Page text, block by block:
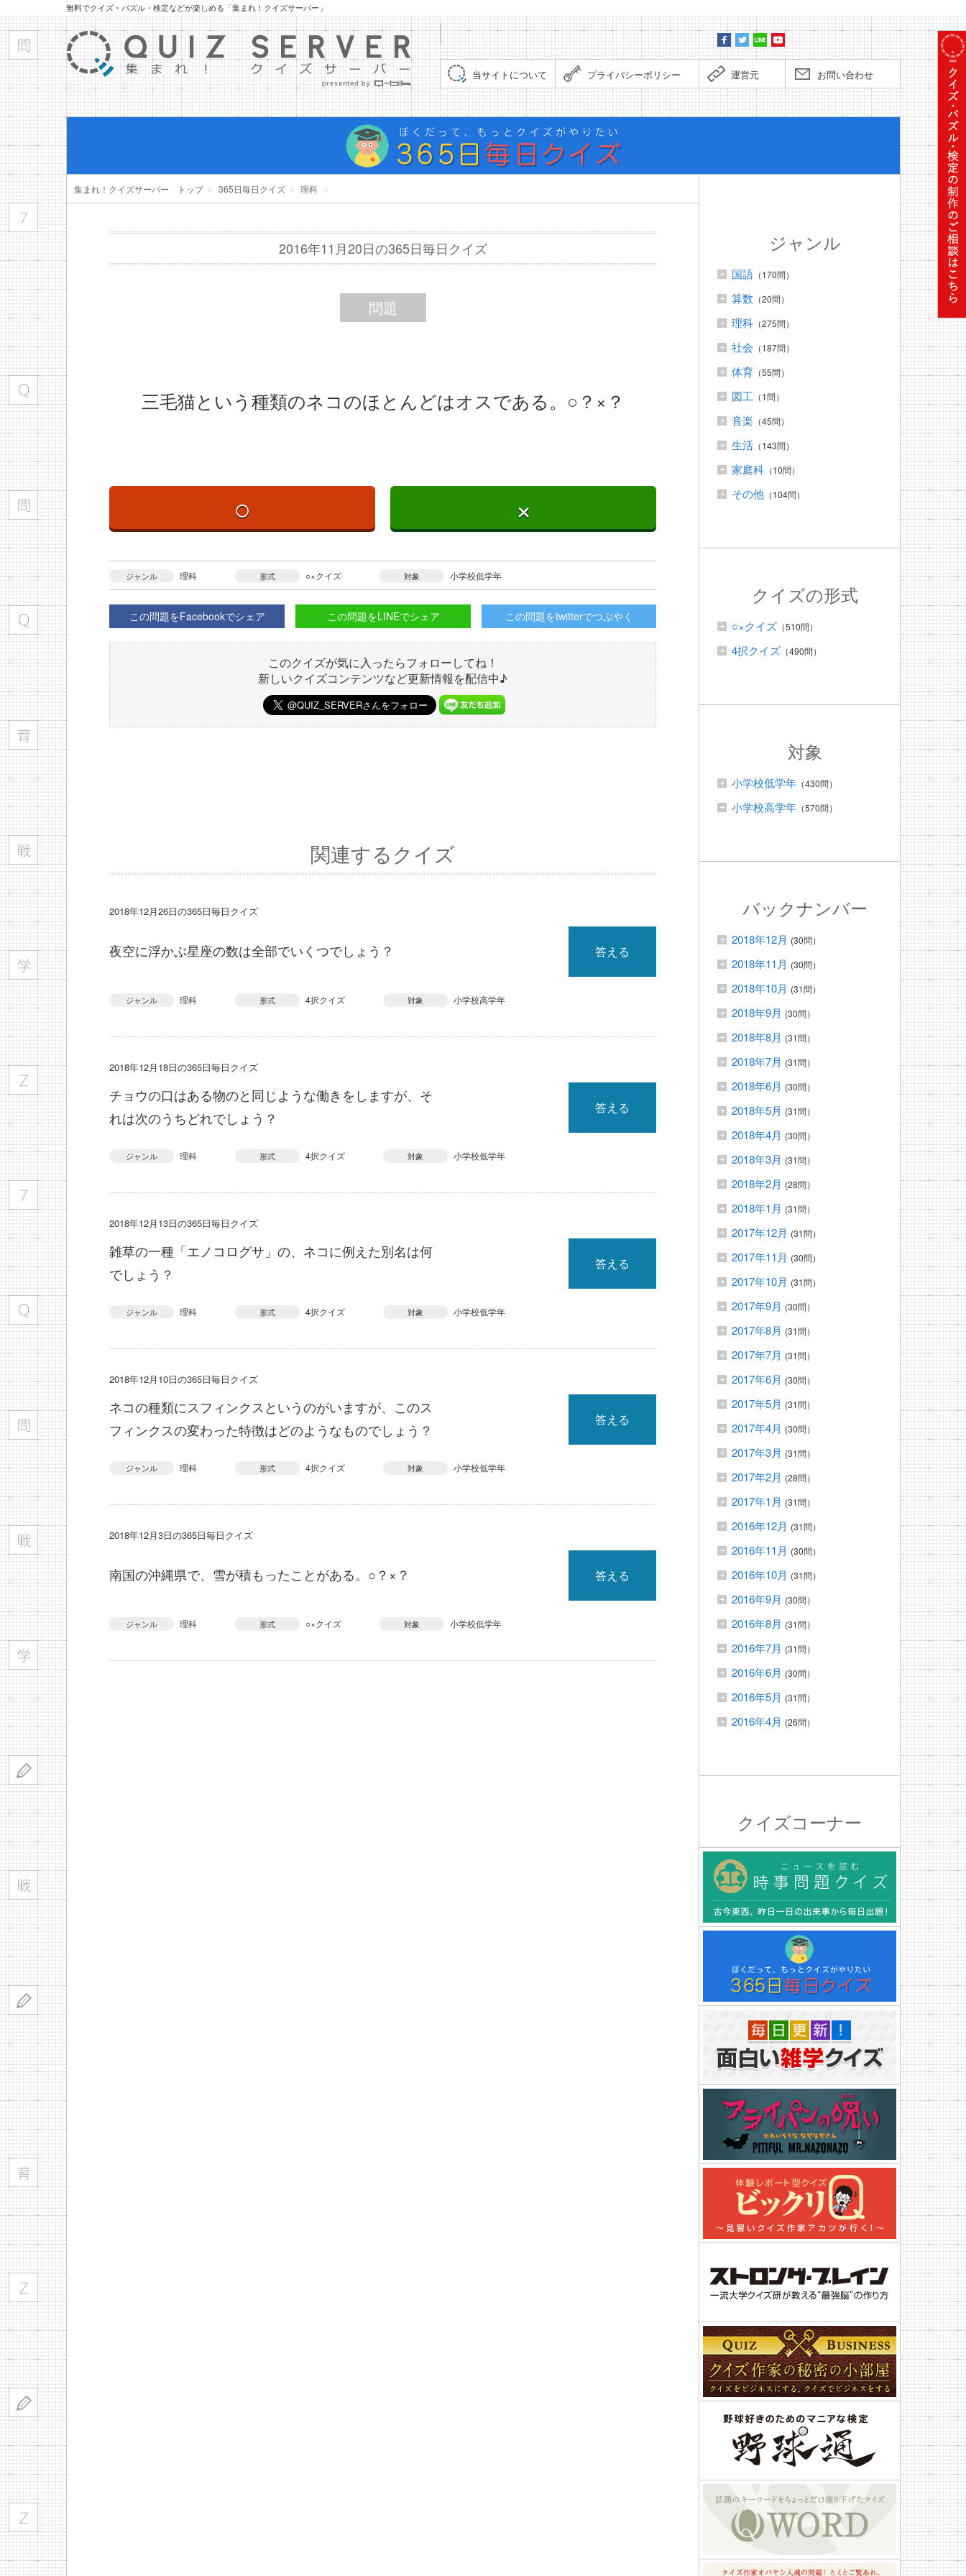
無料でクイズ・パズル・検定などが楽しめる「集まれ！クイズサーバー」
当サイトについて プライバシーポリシー 運営元 お問い合わせ
ぼくだ
集まれ！クイズサーバー トップ＞ 365日毎日クイズ ＞ 理科 ＞
2016年11月20日の365日毎日クイズ
問題
三毛猫という種類のネコのほとんどはオスである。○？×？
○ ×
ジャンル 理科 形式 ○×クイズ 対象 小学校低学年
この問題をFacebookでシェア この問題をLINEでシェア この問題をtwitterでつぶやく
このクイズが気に入ったらフォローしてね！
新しいクイズコンテンツなど更新情報を配信中♪
関連するクイズ
2018年12月26日の365日毎日クイズ
夜空に浮かぶ星座の数は全部でいくつでしょう？ 答える
ジャンル 理科 形式 4択クイズ 対象 小学校高学年
2018年12月18日の365日毎日クイズ
チョウの口はある物のと同じような働きをしますが、そ
れは次のうちどれでしょう？
答える
ジャンル 理科 形式 4択クイズ 対象 小学校低学年
2018年12月13日の365日毎日クイズ
雑草の一種「エノコログサ」の、ネコに例えた別名は何
でしょう？
答える
ジャンル 理科 形式 4択クイズ 対象 小学校低学年
2018年12月10日の365日毎日クイズ
ネコの種類にスフィンクスというのがいますが、このス
フィンクスの変わった特徴はどのようなものでしょう？
答える
ジャンル 理科 形式 4択クイズ 対象 小学校低学年
2018年12月3日の365日毎日クイズ
南国の沖縄県で、雪が積もったことがある。○？×？ 答える
ジャンル 理科 形式 ○×クイズ 対象 小学校低学年
ジャンル
国語 （170問）
算数 （20問）
理科 （275問）
社会 （187問）
体育 （55問）
図工 （1問）
音楽 （45問）
生活 （143問）
家庭科 （10問）
その他 （104問）
クイズの形式
○×クイズ （510問）
4択クイズ （490問）
対象
小学校低学年 （430問）
小学校高学年 （570問）
バックナンバー
2018年12月 (30問）
2018年11月 (30問）
2018年10月 (31問）
2018年9月 (30問）
2018年8月 (31問）
2018年7月 (31問）
2018年6月 (30問）
2018年5月 (31問）
2018年4月 (30問）
2018年3月 (31問）
2018年2月 (28問）
2018年1月 (31問）
2017年12月 (31問）
2017年11月 (30問）
2017年10月 (31問）
2017年9月 (30問）
2017年8月 (31問）
2017年7月 (31問）
2017年6月 (30問）
2017年5月 (31問）
2017年4月 (30問）
2017年3月 (31問）
2017年2月 (28問）
2017年1月 (31問）
2016年12月 (31問）
2016年11月 (30問）
2016年10月 (31問）
2016年9月 (30問）
2016年8月 (31問）
2016年7月 (31問）
2016年6月 (30問）
2016年5月 (31問）
2016年4月 (26問）
クイズコーナー